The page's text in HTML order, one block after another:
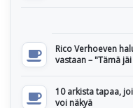
Rico Verhoeven
vastaan – "Tämä
10 arkista tapaa,
voi näkyä